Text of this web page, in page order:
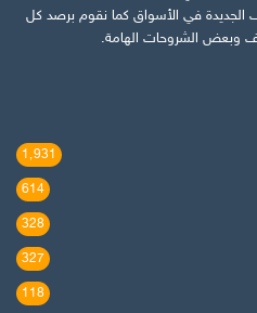
الجديدة في الأسواق كما نقوم برصد كل
وبعض الشروحات الهامة.
1٬931
614
328
327
118